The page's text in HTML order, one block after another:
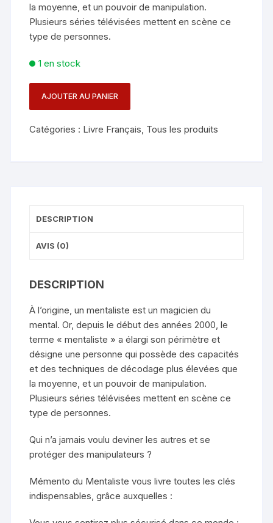
la moyenne, et un pouvoir de manipulation.
Plusieurs séries télévisées mettent en scène ce
type de personnes.
1 en stock
LIVRE
AJOUTER AU PANIER
Catégories : Livre Français, Tous les produits
DESCRIPTION
AVIS (0)
DESCRIPTION
À l’origine, un mentaliste est un magicien du
mental. Or, depuis le début des années 2000, le
terme « mentaliste » a élargi son périmètre et
désigne une personne qui possède des capacités
et des techniques de décodage plus élevées que
la moyenne, et un pouvoir de manipulation.
Plusieurs séries télévisées mettent en scène ce
type de personnes.
Qui n’a jamais voulu deviner les autres et se
protéger des manipulateurs ?
Mémento du Mentaliste vous livre toutes les clés
indispensables, grâce auxquelles :